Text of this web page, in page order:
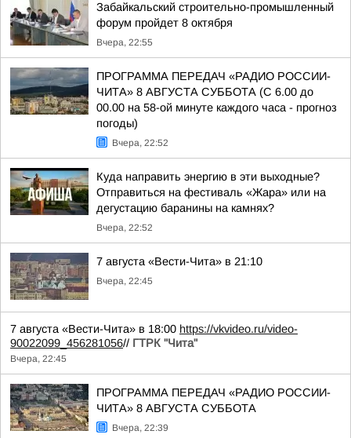
Забайкальский строительно-промышленный
форум пройдет 8 октября
Вчера, 22:55
ПРОГРАММА ПЕРЕДАЧ «РАДИО РОССИИ-
ЧИТА» 8 АВГУСТА СУББОТА (С 6.00 до
00.00 на 58-ой минуте каждого часа - прогноз
погоды)
Вчера, 22:52
Куда направить энергию в эти выходные?
Отправиться на фестиваль «Жара» или на
дегустацию баранины на камнях?
Вчера, 22:52
7 августа «Вести-Чита» в 21:10
Вчера, 22:45
7 августа «Вести-Чита» в 18:00 https://vkvideo.ru/video-
90022099_456281056// ГТРК "Чита"
Вчера, 22:45
ПРОГРАММА ПЕРЕДАЧ «РАДИО РОССИИ-
ЧИТА» 8 АВГУСТА СУББОТА
Вчера, 22:39